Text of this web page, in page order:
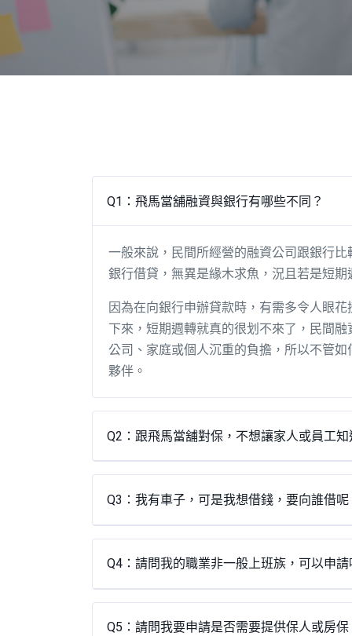
Q1：飛馬當舖融資與銀行有哪些不同？
一般來說，民間所經營的融資公司跟銀行
銀行借貸，無異是緣木求魚，況且若是短
因為在向銀行申辦貸款時，有需多令人眼
下來，短期週轉就真的很划不來了，民間
公司、家庭或個人沉重的負擔，所以不管
夥伴。
Q2：跟飛馬當舖對保，不想讓家人或員工
Q3：我有車子，可是我想借錢，要向誰借呢
Q4：請問我的職業非一般上班族，可以申請
Q5：請問我要申請是否需要提供保人或房保